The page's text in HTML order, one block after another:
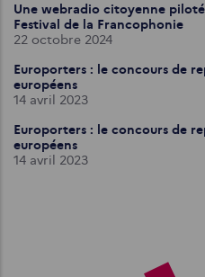
Une webradio citoyenne
Festival de la Francophonie
22 octobre 2024
Europorters : le concours de
européens
14 avril 2023
Europorters : le concours de
européens
14 avril 2023